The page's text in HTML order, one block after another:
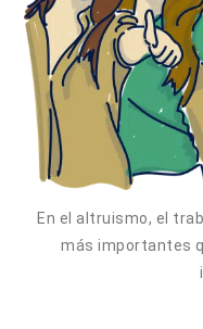
En el altruismo, el
más importantes